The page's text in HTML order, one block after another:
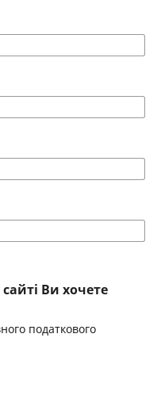
Ви хочете
податкового